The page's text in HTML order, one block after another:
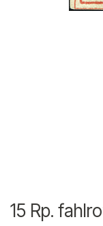
15 Rp.